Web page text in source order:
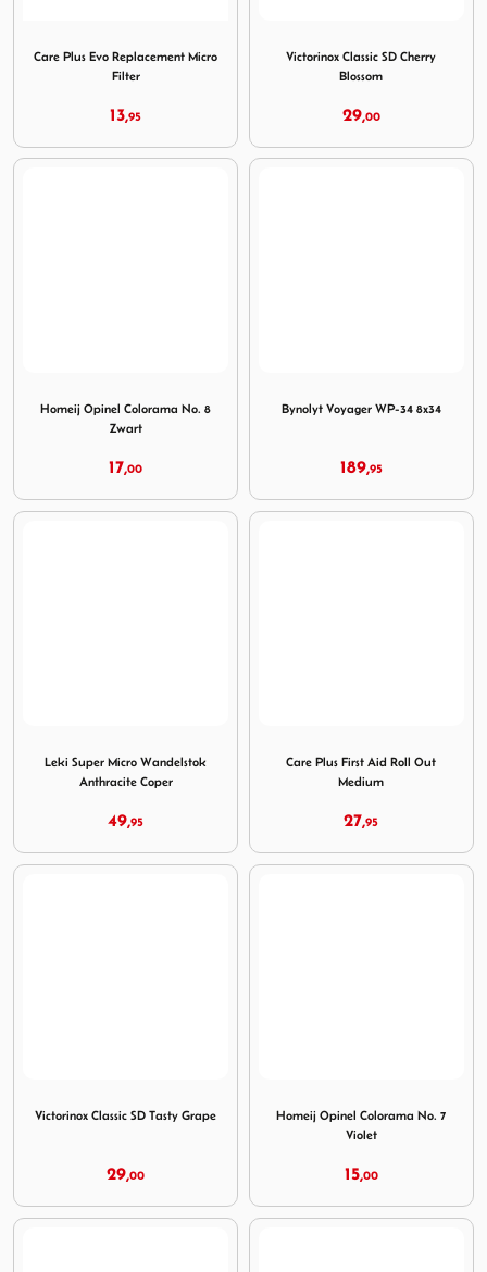
Care Plus Evo Replacement Micro
Filter
13,95
Victorinox Classic SD Cherry
Blossom
29,00
Homeij Opinel Colorama No. 8
Zwart
17,00
Bynolyt Voyager WP-34 8x34
189,95
Leki Super Micro Wandelstok
Anthracite Coper
49,95
Care Plus First Aid Roll Out
Medium
27,95
Victorinox Classic SD Tasty Grape
29,00
Homeij Opinel Colorama No. 7
Violet
15,00